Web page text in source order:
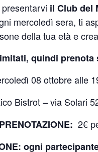
il Club del
mercoledì sera, ti
della tua età e
quindi prenota
08 ottobre alle
Bistrot – via Solari
2€
ogni